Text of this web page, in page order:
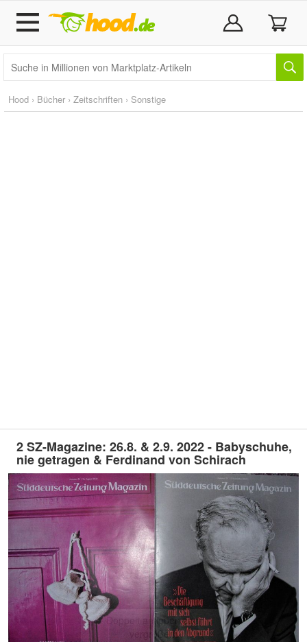
Hood › Bücher › Zeitschriften › Sonstige
2 SZ-Magazine: 26.8. & 2.9. 2022 - Babyschuhe,
nie getragen & Ferdinand von Schirach
Doppelt antippen zum
vergrößern